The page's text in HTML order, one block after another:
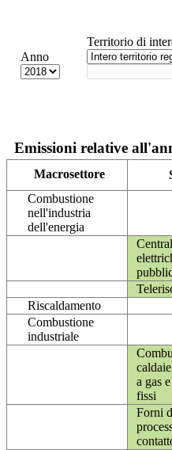
Anno
Territorio di
Emissioni relative
Macrosettore
Combustione
nell'industria
dell'energia
Riscaldamento
Combustione
industriale
a gas
fissi
Forni